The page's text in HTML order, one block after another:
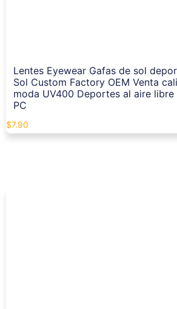
Lentes Eyewear Gafas de sol
Sol Custom Factory OEM Venta
moda UV400 Deportes al aire libre
PC
$7.90